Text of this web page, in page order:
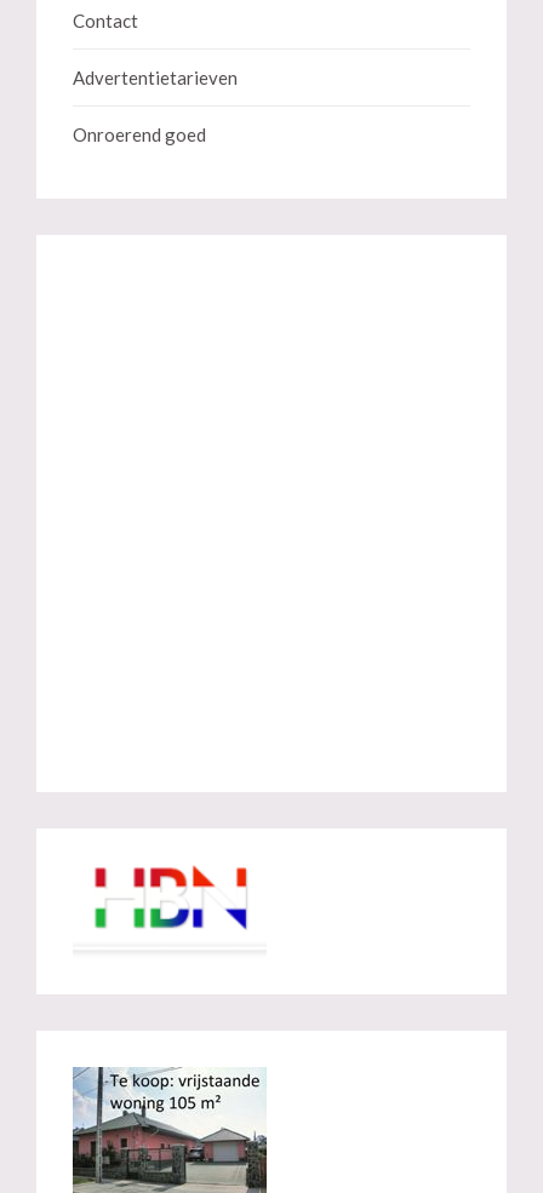
Contact
Advertentietarieven
Onroerend goed